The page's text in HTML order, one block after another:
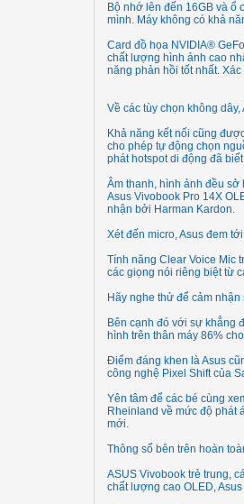
Bộ nhớ lên đến 16GB và
mình. Máy không có khả
Card đồ họa NVIDIA®
chất lượng hình ảnh cao
năng phản hồi tốt nhất.
Về các tùy chọn không
Khả năng kết nối cũng
cho phép tự động chọn
phát hotspot di động đã
Âm thanh, hình ảnh đều
Asus Vivobook Pro 14X
nhận bởi Harman Kardon.
Xét đến micro, Asus đem
Tính năng Clear Voice Mic
các giọng nói riêng biệt từ
Hãy nghe thử để cảm
Bên cạnh đó với sự khẳng
hình trên thân máy 86%
Điểm đáng khen là Asus
công nghệ Pixel Shift của
Yên tâm để các bé cùng
Rheinland về mức độ phát
mới.
Thông số bên trên hoàn
ASUS Vivobook trẻ trung,
chất lượng cao OLED,